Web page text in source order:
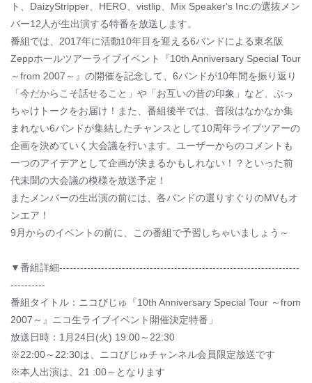
ト、DaizyStripper、HERO、vistlip、Mix Speaker's Inc.の選抜メン
バー12人が生出演する特番を放送します。
番組では、2017年に活動10年目を迎える6バンドによる東名阪
Zeppホールツアーライブイベント『10th Anniversary Special Tour
～from 2007～』の開催を記念して、6バンドが10年間を振り返り
「今だからこそ話せること」や「お互いの昔の印象」など、ぶっ
ちゃけトークをお届け！また、番組後半では、普段はなかなか集
まれない6バンドが集結したチャンスとして10周年ライブツアーの
企画を決めていく大会議を行います。ユーザーからのコメントも
一つのアイデアとして企画が決まるかもしれない！？といった前
代未聞の大会議の模様を放送予定！
またメンバーの生出演の前には、各バンドの選りすぐりのMVもオ
ンエア！
9月からのイベントの前に、この番組で予習しちゃいましょう～
▼番組詳細---------------------------------------------------------------------
----------
番組タイトル：ニコびじゅ『10th Anniversary Special Tour ～from
2007～』ニコ生ライブイベント開催決定特番」
放送日時：1月24日(火) 19:00～22:30
※22:00～22:30は、ニコびじゅチャンネル会員限定放送です
※本人出演は、21 :00～となります